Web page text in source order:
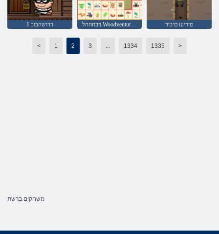
1 דדושהבוב רבחתהל Woodventure גנו םיריעז םיבור
< 1 2 3 1334 1335 >
משחקים ברשת